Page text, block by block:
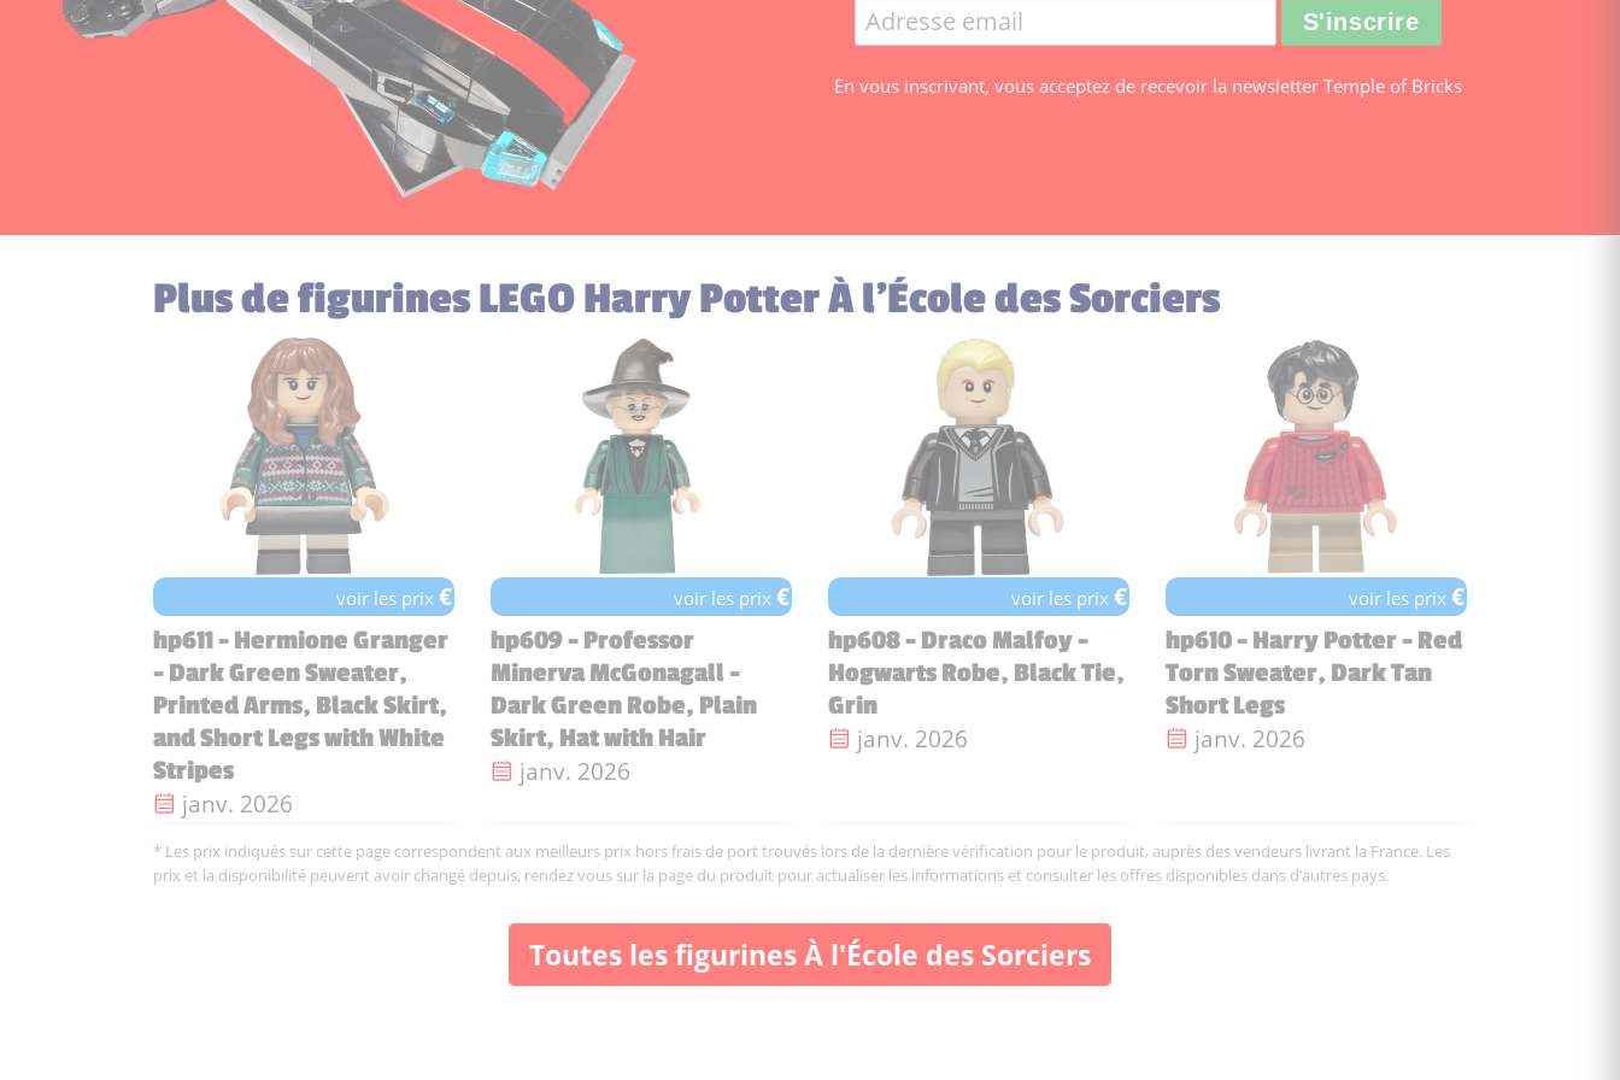
En vous inscrivant, vous acceptez de recevoir la newsletter Temple of Bricks
Plus de figurines LEGO Harry Potter À l'École des Sorciers
voir les prix€
hp611 - Hermione Granger
- Dark Green Sweater,
Printed Arms, Black Skirt,
and Short Legs with White
Stripes
Date de sortie :
janv. 2026
voir les prix€
hp609 - Professor
Minerva McGonagall -
Dark Green Robe, Plain
Skirt, Hat with Hair
Date de sortie :
janv. 2026
voir les prix€
hp608 - Draco Malfoy -
Hogwarts Robe, Black Tie,
Grin
Date de sortie :
janv. 2026
voir les prix€
hp610 - Harry Potter - Red
Torn Sweater, Dark Tan
Short Legs
Date de sortie :
janv. 2026
* Les prix indiqués sur cette page correspondent aux meilleurs prix hors frais de port trouvés lors de la dernière vérification pour le produit, auprès des vendeurs livrant la France. Les
prix et la disponibilité peuvent avoir changé depuis, rendez vous sur la page du produit pour actualiser les informations et consulter les offres disponibles dans d’autres pays.
Toutes les figurines À l'École des Sorciers